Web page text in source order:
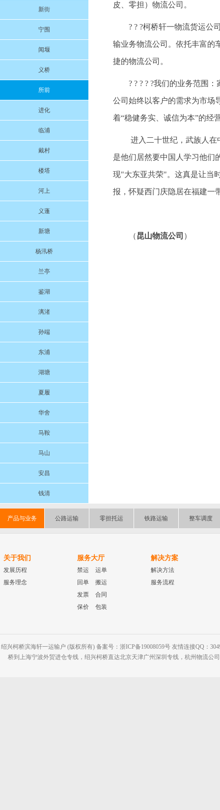
新街
宁围
闻堰
义桥
所前
进化
临浦
戴村
楼塔
河上
义蓬
新塘
杨汛桥
兰亭
鉴湖
漓渚
孙端
东浦
湖塘
夏履
华舍
马鞍
马山
安昌
钱清
皮、零担）物流公司。
? ? ?柯桥轩一物流货运公
输业务物流公司。依托丰富的
捷的物流公司。
? ? ? ? ?我们的业务范围
公司始终以客户的需求为市场
着“稳健务实、诚信为本”的经
进入二十世纪，武族人
是他们居然要中国人学习他们
现"大东亚共荣"。这真是让当
报，怀疑西门庆隐居在福建一
（昆山物流公司 ）
产品与业务 公路运输 零担托运 铁路运输 整车调度
关于我们
发展历程
服务理念
服务大厅
禁运
运单
回单
搬运
发票
合同
保价
包装
解决方案
解决方法
服务流程
绍兴柯桥滨海轩一运输户 (版权所有) 备案号：浙ICP备19008059号 友情连接QQ：
桥到上海宁波外贸进仓专线，绍兴柯桥直达北京天津广州深圳专线，杭州物流公